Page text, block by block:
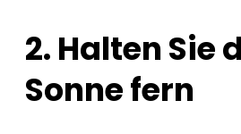
2. Halten Sie
Sonne fern